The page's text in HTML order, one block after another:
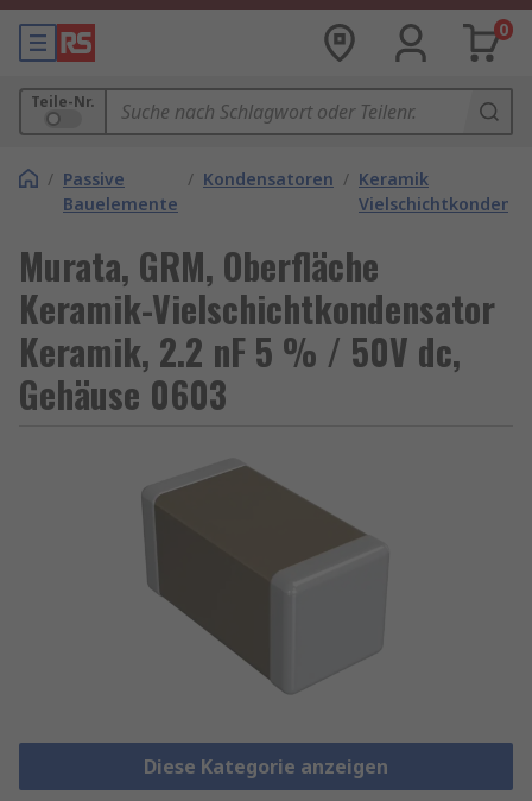
0
Teile-Nr.
/ Passive
Bauelemente
/ Kondensatoren / Keramik
Murata, GRM, Oberfläche
Keramik-Vielschichtkondensator
Keramik, 2.2 nF 5 % / 50V dc,
Gehäuse 0603
Diese Kategorie anzeigen